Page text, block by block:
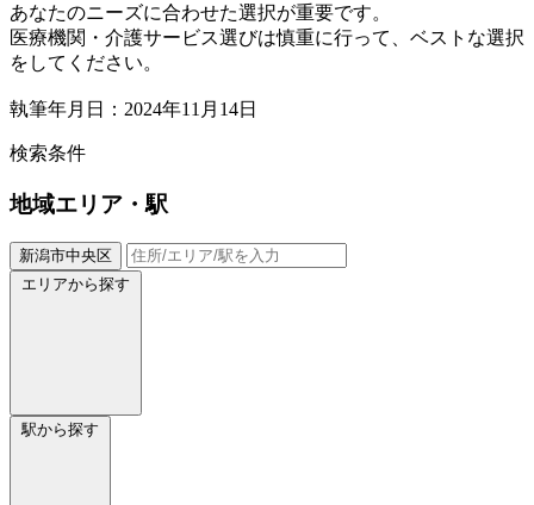
あなたのニーズに合わせた選択が重要です。
医療機関・介護サービス選びは慎重に行って、ベストな選択
をしてください。
執筆年月日：2024年11月14日
検索条件
地域エリア・駅
新潟市中央区
エリアから探す
駅から探す